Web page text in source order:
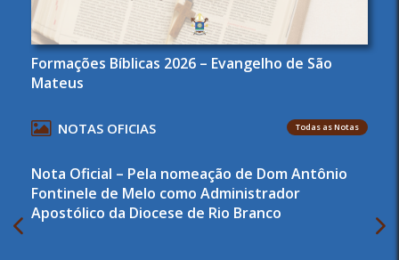
Formações Bíblicas 2026 – Evangelho de São
Mateus
NOTAS OFICIAS Todas as Notas
Nota Oficial – Pela nomeação de Dom Antônio
Fontinele de Melo como Administrador
Apostólico da Diocese de Rio Branco